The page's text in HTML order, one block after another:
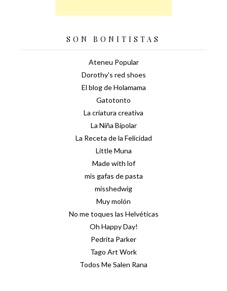
SON BONITISTAS
Ateneu Popular
Dorothy's red shoes
El blog de Holamama
Gatotonto
La criatura creativa
La Niña Bipolar
La Receta de la Felicidad
Little Muna
Made with lof
mis gafas de pasta
misshedwig
Muy molón
No me toques las Helvéticas
Oh Happy Day!
Pedrita Parker
Tago Art Work
Todos Me Salen Rana